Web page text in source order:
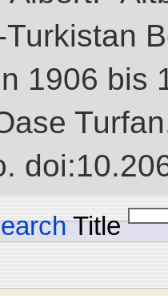
1906 bis
Title